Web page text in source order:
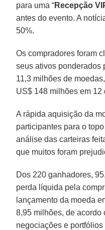
para uma “Recepção
antes do evento. A
50%.
Os compradores foram
seus ativos ponderados
11,3 milhões de
US$ 148 milhões em 12
A rápida aquisição da
participantes para o
análise das carteiras
que muitos foram
Dos 220 ganhadores,
perda líquida pela
lançamento da moeda
8,95 milhões, de acordo
negociações e